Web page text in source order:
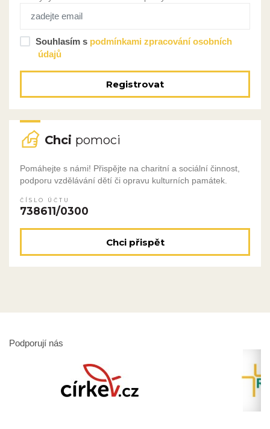
Souhlasím s podmínkami zpracování osobních
údajů
Registrovat
Chci pomoci
Pomáhejte s námi! Přispějte na charitní a sociální činnost,
podporu vzdělávání dětí či opravu kulturních památek.
ČÍSLO ÚČTU
738611/0300
Chci přispět
Podporují nás